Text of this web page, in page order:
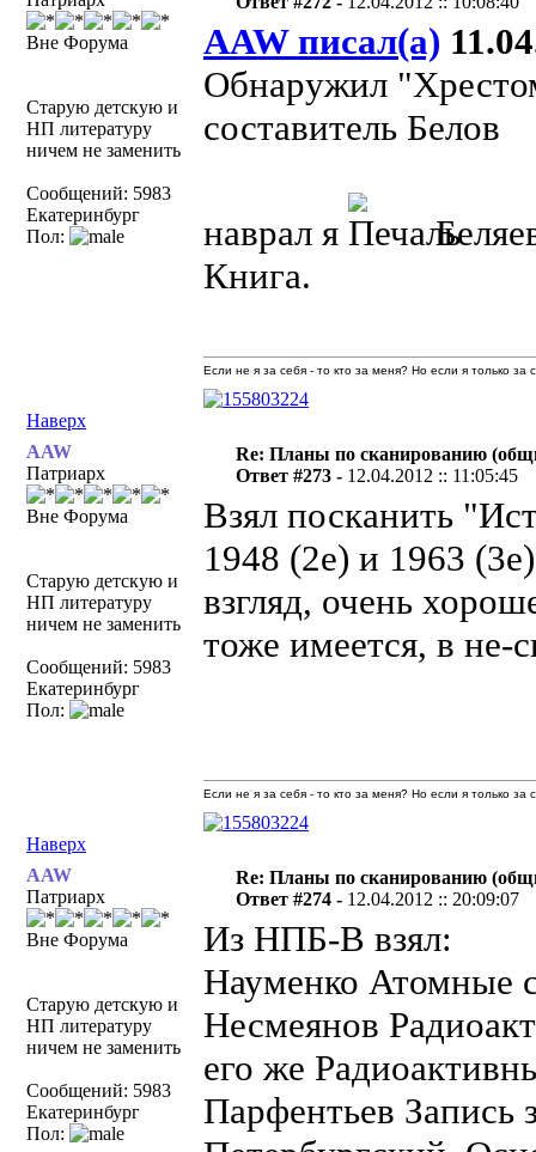
Вне Форума
Старую детскую и
НП литературу
ничем не заменить
Сообщений: 5983
Екатеринбург
Пол:
AAW писал(а)
Обнаружил
составитель Белов
наврал я
Книга.
Наверх
Если не я за себя - то кто за меня? Но если я только
AAW
Патриарх
Вне Форума
Старую детскую и
НП литературу
ничем не заменить
Сообщений: 5983
Екатеринбург
Пол:
Re: Планы по сканированию
Ответ #273 - 12.04.2012 :: 11:05:45
Взял посканить
1948 (2е) и 1963
взгляд, очень
тоже имеется, в не-
Наверх
Если не я за себя - то кто за меня? Но если я только
AAW
Патриарх
Вне Форума
Старую детскую и
НП литературу
ничем не заменить
Сообщений: 5983
Екатеринбург
Пол:
Re: Планы по сканированию
Ответ #274 - 12.04.2012 :: 20:09:07
Из НПБ-В взял:
Науменко Атомные
Несмеянов
его же
Парфентьев Запись